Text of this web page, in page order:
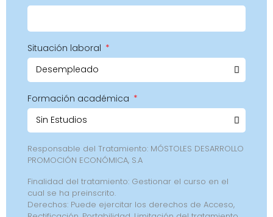
Situación laboral
Formación académica
Responsable del Tratamiento: MÓSTOLES DESARROLLO
PROMOCIÓN ECONÓMICA, S.A
Finalidad del tratamiento: Gestionar el curso en el
cual se ha preinscrito.
Derechos: Puede ejercitar los derechos de Acceso,